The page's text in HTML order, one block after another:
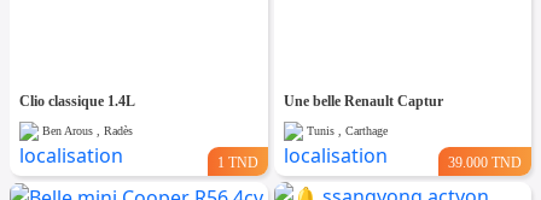
Clio classique 1.4L
Ben Arous , Radès
1 TND
Une belle Renault Captur
Tunis , Carthage
39.000 TND